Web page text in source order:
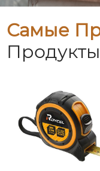
Самые
Продукты